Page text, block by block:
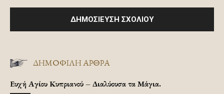
ΔΗΜΟΦΙΛΗ ΑΡΘΡΑ
Ευχή Αγίου Κυπριανού – Διαλύουσα τα Μάγια.